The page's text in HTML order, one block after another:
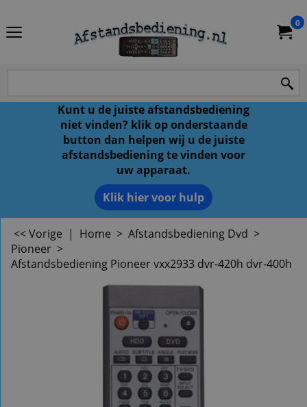
0
Kunt u de juiste afstandsbediening
niet vinden? klik op onderstaande
button dan helpen wij u de juiste
afstandsbediening te vinden voor
uw apparaat.
Klik hier voor hulp
<< Vorige | Home > Afstandsbediening Dvd >
Pioneer >
Afstandsbediening Pioneer vxx2933 dvr-420h dvr-400h